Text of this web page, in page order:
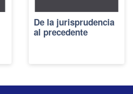
De la jurisprudencia
al precedente